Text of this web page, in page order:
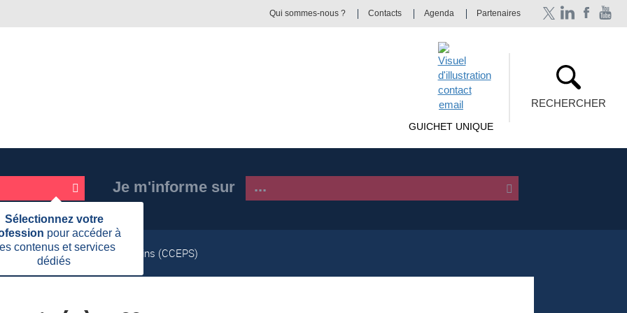
Qui sommes-nous ? Contacts Agenda Partenaires
GUICHET UNIQUE
RECHERCHER
Je m'informe sur
Sélectionnez votre
pour accéder à
contenus et services
dédiés
des prélèvements sanguins (CCEPS)